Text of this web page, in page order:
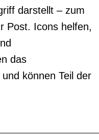
darstellt – zum
Post. Icons helfen,
das
können Teil der